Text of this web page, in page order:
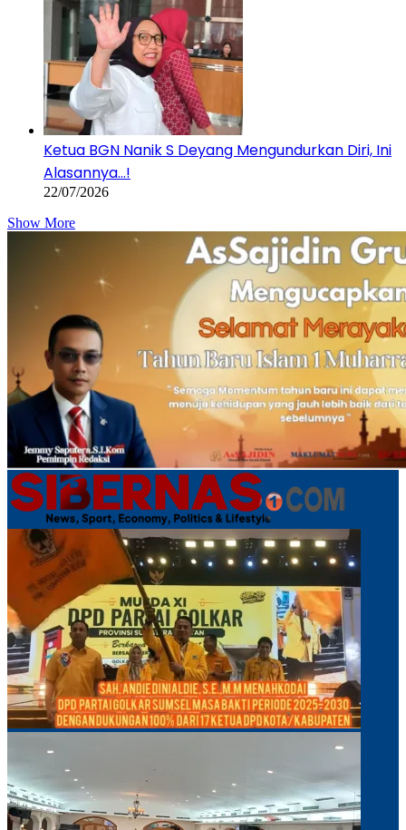
Ketua BGN Nanik S Deyang Mengundurkan Diri, Ini
Alasannya…!
22/07/2026
Show More